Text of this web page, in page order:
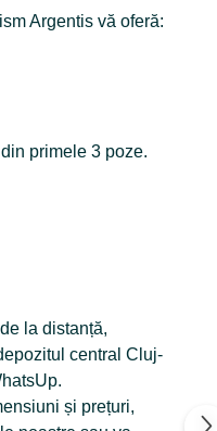
Argentis vă oferă:
primele 3 poze.
la distanță,
central Cluj-
și prețuri,